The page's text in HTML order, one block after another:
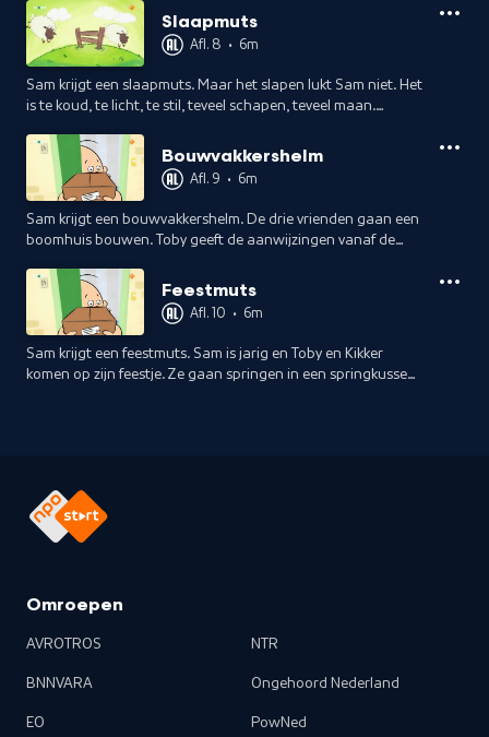
Slaapmuts
Afl. 8 • 6m
Sam krijgt een slaapmuts. Maar het slapen lukt Sam niet. Het
is te koud, te licht, te stil, teveel schapen, teveel maan.
beter.
Bouwvakkershelm
Afl. 9 • 6m
Sam krijgt een bouwvakkershelm. De drie vrienden gaan een
boomhuis bouwen. Toby geeft de aanwijzingen vanaf de
zijn kop te staan !
Feestmuts
Afl. 10 • 6m
Sam krijgt een feestmuts. Sam is jarig en Toby en Kikker
komen op zijn feestje. Ze gaan springen in een springkussen
Omroepen
AVROTROS
BNNVARA
EO
NTR
Ongehoord Nederland
PowNed